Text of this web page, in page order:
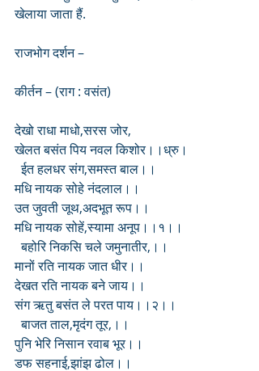
खेलाया जाता हैं.
राजभोग दर्शन –
कीर्तन – (राग : वसंत)
देखो राधा माधो,सरस जोर,
खेलत बसंत पिय नवल किशोर।।ध्रु।
  ईत हलधर संग,समस्त बाल।।
मधि नायक सोहे नंदलाल।।
उत जुवती जूथ,अदभूत रूप।।
मधि नायक सोहें,स्यामा अनूप।।१।।
  बहोरि निकसि चले जमुनातीर,।।
मानों रति नायक जात धीर।।
देखत रति नायक बने जाय।।
संग ऋतु बसंत ले परत पाय।।२।।
  बाजत ताल,मृदंग तूर,।।
पुनि भेरि निसान रवाब भूर।।
डफ सहनाई,झांझ ढोल।।